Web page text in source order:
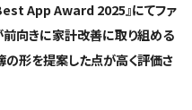
App Award 2025』にてファ
向きに家計改善に取り組める
形を提案した点が高く評価さ